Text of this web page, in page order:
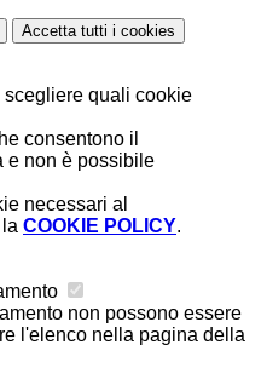
Accetta tutti i cookies
scegliere quali cookie
consentono il
e non è possibile
necessari al
COOKIE POLICY.
non possono essere
l'elenco nella pagina della